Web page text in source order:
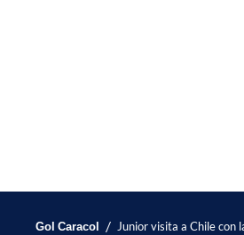
Gol Caracol / Junior visita a Chile con